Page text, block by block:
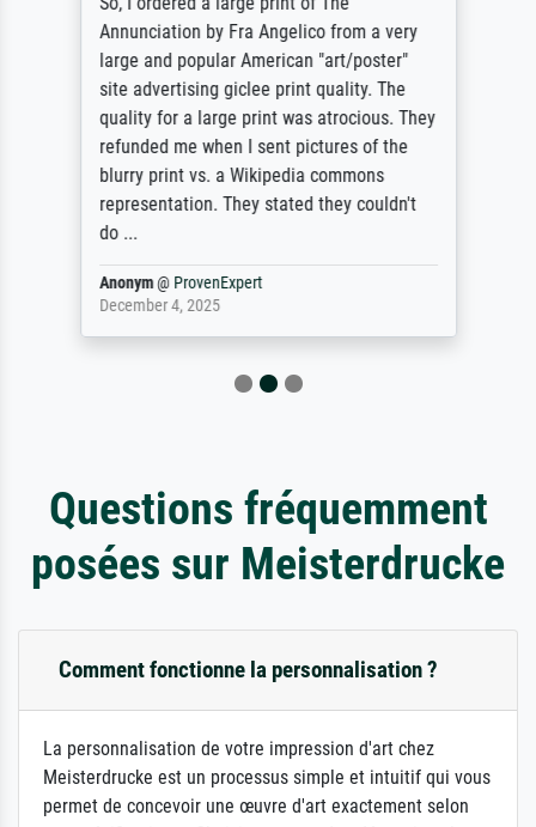
Annunciation by Fra Angelico from a very
large and popular American "art/poster"
site advertising giclee print quality. The
quality for a large print was atrocious. They
refunded me when I sent pictures of the
blurry print vs. a Wikipedia commons
representation. They stated they couldn't
do ...
Anonym@ ProvenExpert
December 4, 2025
Questions fréquemment
posées sur Meisterdrucke
Comment fonctionne la personnalisation ?
La personnalisation de votre impression d'art chez
Meisterdrucke est un processus simple et intuitif qui vous
permet de concevoir une œuvre d'art exactement selon